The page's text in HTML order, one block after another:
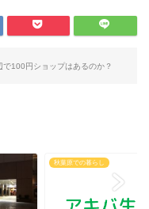
で100円ショップはあるのか？
秋葉原での暮らし